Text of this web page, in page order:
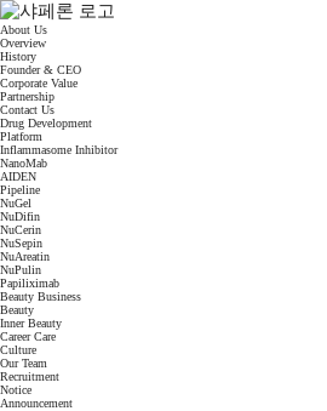
About Us
Overview
History
Founder & CEO
Corporate Value
Partnership
Contact Us
Drug Development
Platform
Inflammasome Inhibitor
NanoMab
AIDEN
Pipeline
NuGel
NuDifin
NuCerin
NuSepin
NuAreatin
NuPulin
Papiliximab
Beauty Business
Beauty
Inner Beauty
Career Care
Culture
Our Team
Recruitment
Notice
Announcement